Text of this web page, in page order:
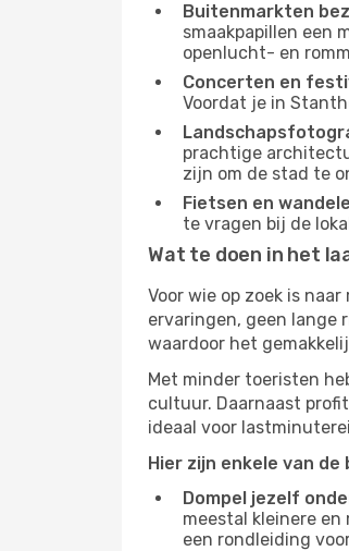
Buitenmarkten
smaakpapillen een
openlucht- en
Concerten en
Voordat je in
prachtige
zijn om de stad te
Fietsen en
te vragen bij de
Wat te doen in het
Voor wie op zoek is
ervaringen, geen lange
waardoor het
Met minder toeristen
cultuur. Daarnaast
ideaal voor
Hier zijn enkele van
Dompel jezelf
meestal kleinere
een rondleiding